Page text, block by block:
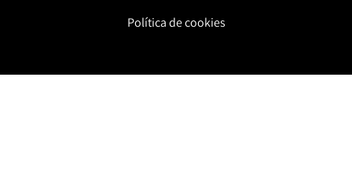
Política de cookies